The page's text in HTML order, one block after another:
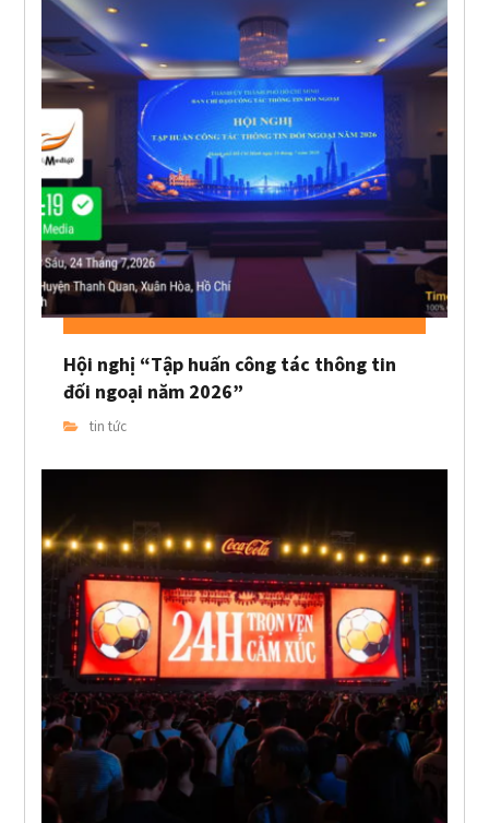
Hội nghị “Tập huấn công tác thông tin
đối ngoại năm 2026”
tin tức